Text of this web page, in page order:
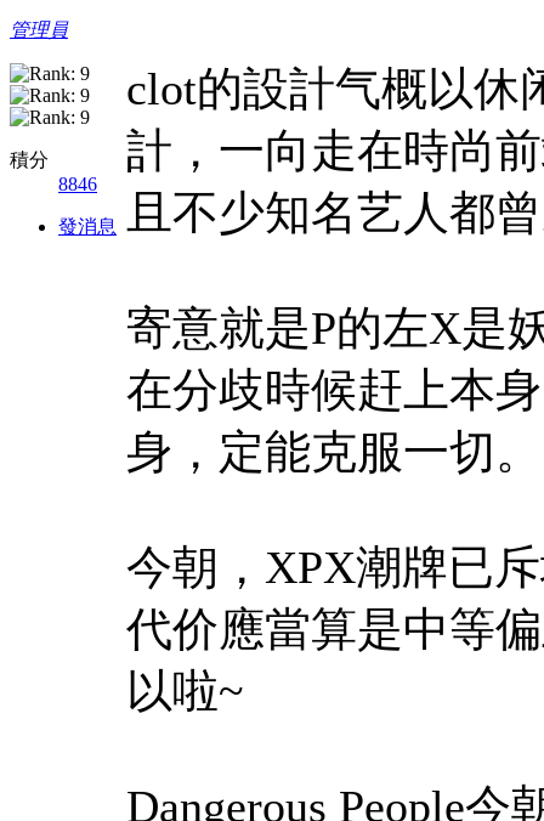
管理員
積分
8846
發消息
clot的設計气概以休
計，一向走在時尚
且不少知名艺人都
寄意就是P的左X是
在分歧時候赶上本
身，定能克服一切。
今朝，XPX潮牌已
代价應當算是中等
以啦~
Dangerous People